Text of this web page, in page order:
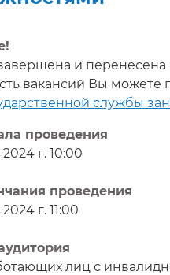
и перенесена
вакансий Вы можете
службы
проведения
г. 10:00
проведения
г. 11:00
лиц с